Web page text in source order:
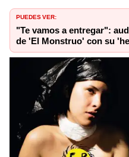
PUEDES VER:
"Te vamos a entregar":
de 'El Monstruo' con su